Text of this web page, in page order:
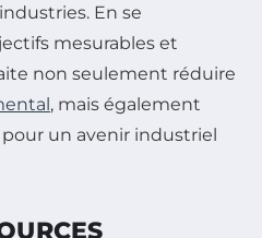
En se
mesurables et
non seulement réduire
, mais également
un avenir industriel